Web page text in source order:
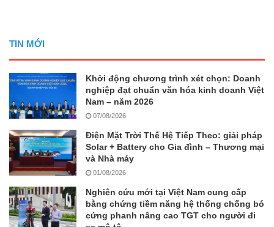
TIN MỚI
Khởi động chương trình xét chọn: Doanh
nghiệp đạt chuẩn văn hóa kinh doanh Việt
Nam – năm 2026
07/08/2026
Điện Mặt Trời Thế Hệ Tiếp Theo: giải pháp
Solar + Battery cho Gia đình – Thương mại
và Nhà máy
01/08/2026
Nghiên cứu mới tại Việt Nam cung cấp
bằng chứng tiềm năng hệ thống chống bó
cứng phanh nâng cao TGT cho người đi